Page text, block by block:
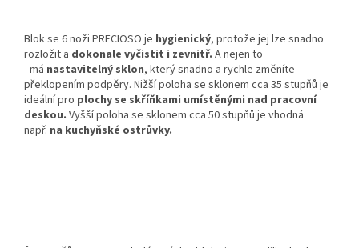
Blok se 6 noži PRECIOSO je hygienický, protože jej lze snadno
rozložit a dokonale vyčistit i zevnitř. A nejen to
- má nastavitelný sklon, který snadno a rychle změníte
překlopením podpěry. Nižší poloha se sklonem cca 35 stupňů je
ideální pro plochy se skříňkami umístěnými nad pracovní
deskou. Vyšší poloha se sklonem cca 50 stupňů je vhodná
např. na kuchyňské ostrůvky.